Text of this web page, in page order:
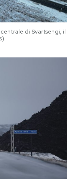
di Svartsengi, il